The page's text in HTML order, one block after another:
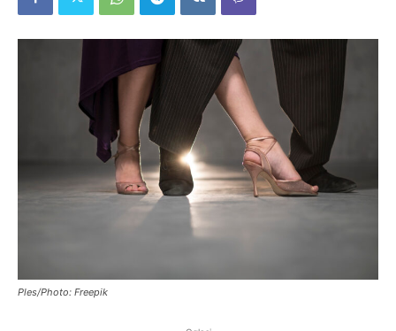
Ples/Photo: Freepik